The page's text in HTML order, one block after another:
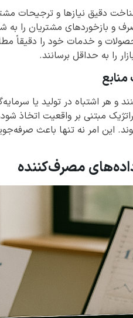
دقیق نیازها و ترجیحات
و بازخوردهای مشتریان را
و خدمات خود را دقیقاً
را به حداقل برسانند.
و هر اشتباه در تولید یا
مبتنی بر واقعیت اتخاذ
این امر نه تنها باعث
مصرف‌کننده